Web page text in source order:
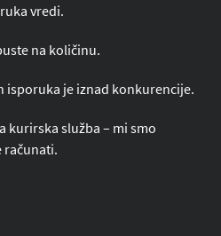
vredi.
na količinu.
isporuka je iznad konkurencije.
kurirska služba – mi smo
računati.